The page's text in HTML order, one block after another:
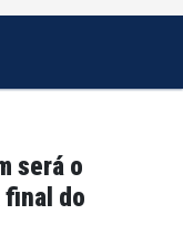
será o
final do